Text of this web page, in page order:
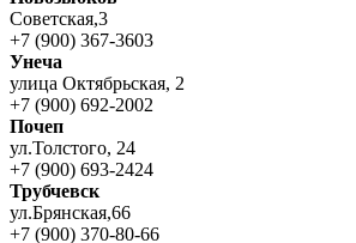
Советская,3
+7 (900) 367-3603
Унеча
улица Октябрьская, 2
+7 (900) 692-2002
Почеп
ул.Толстого, 24
+7 (900) 693-2424
Трубчевск
ул.Брянская,66
+7 (900) 370-80-66